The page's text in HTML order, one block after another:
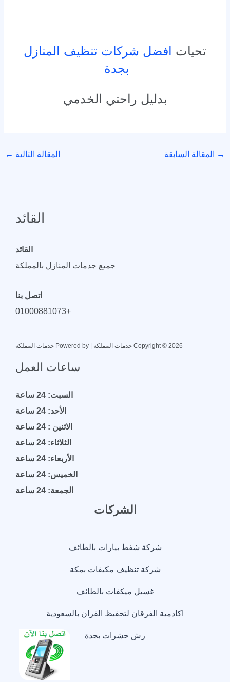
تحيات افضل شركات تنظيف المنازل
بجدة
بدليل راحتي الخدمي
→ المقالة السابقة المقالة التالية ←
القائد
القائد
جميع جدمات المنازل بالمملكة
اتصل بنا
+01000881073
Copyright © 2026 خدمات المملكة | Powered by خدمات المملكة
ساعات العمل
السبت: 24 ساعة
الأحد: 24 ساعة
الاثنين : 24 ساعة
الثلاثاء: 24 ساعة
الأربعاء: 24 ساعة
الخميس: 24 ساعة
الجمعة: 24 ساعة
الشركات
شركة شفط بيارات بالطائف
شركة تنظيف مكيفات بمكة
غسيل ميكفات بالطائف
اكادمية الفرقان لتحفيظ القران بالسعودية
رش حشرات بجدة